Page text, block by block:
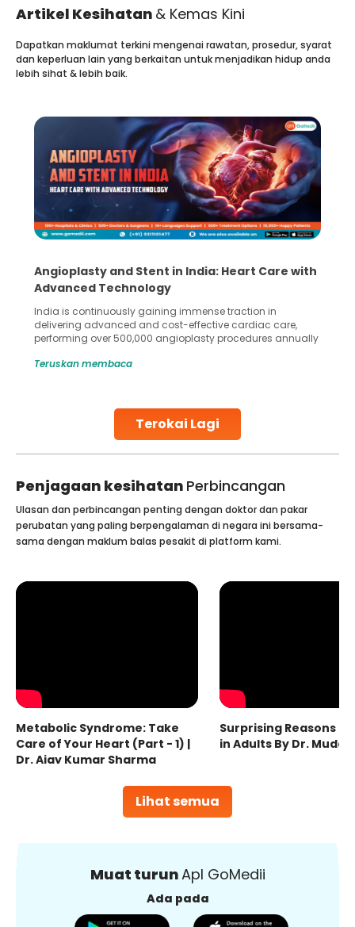
Artikel Kesihatan & Kemas Kini
Terokai Lagi
Dapatkan maklumat terkini mengenai rawatan, prosedur, syarat
dan keperluan lain yang berkaitan untuk menjadikan hidup anda
lebih sihat & lebih baik.
Angioplasty and Stent in India: Heart Care with
Advanced Technology
India is continuously gaining immense traction in
delivering advanced and cost-effective cardiac care,
performing over 500,000 angioplasty procedures annually
globe are searching for treatments like angioplasty and
Studies, such as one published
Teruskan membaca
Penjagaan kesihatan Perbincangan
Lihat semua
Ulasan dan perbincangan penting dengan doktor dan pakar
perubatan yang paling berpengalaman di negara ini bersama-
sama dengan maklum balas pesakit di platform kami.
Metabolic Syndrome: Take
Care of Your Heart (Part - 1) |
Dr. Ajay Kumar Sharma
Surprising Reasons
in Adults By Dr.
Muat turunApl GoMedii
Ada pada